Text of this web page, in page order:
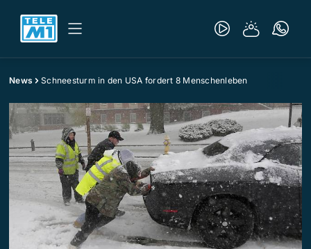
News Schneesturm in den USA fordert 8 Menschenleben